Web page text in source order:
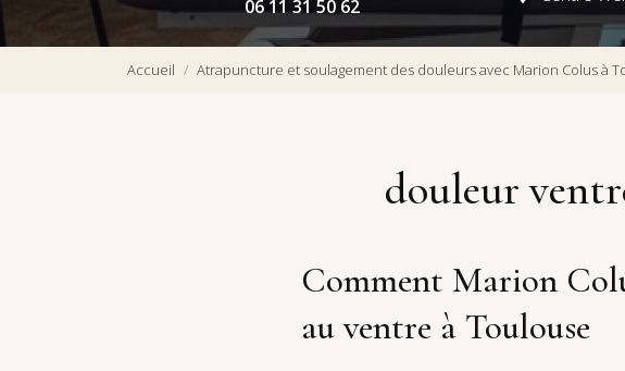
06 11 31 50 62
Accueil Atrapuncture et soulagement des douleurs avec Marion Colus à
douleur
Comment Marion
au ventre à Toulouse